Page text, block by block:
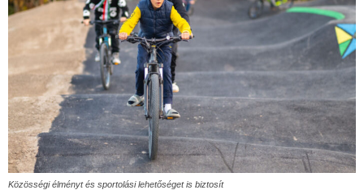
Közösségi élményt és sportolási lehetőséget is biztosít